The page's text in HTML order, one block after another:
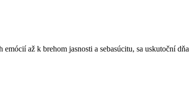
emócií až k brehom jasnosti a sebasúcitu, sa uskutoční dňa